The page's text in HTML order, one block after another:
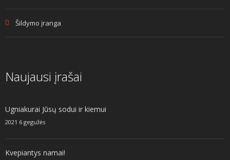
Šildymo įranga
Naujausi įrašai
Ugniakurai Jūsų sodui ir kiemui
2021 6 gegužės
Kvepiantys namai!